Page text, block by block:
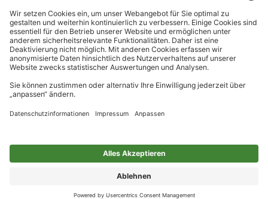
Verkaufsstellen
Ticketverkauf und persönliche Beratung
Newsletter